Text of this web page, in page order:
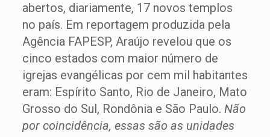
abertos, diariamente, 17 novos templos
no país. Em reportagem produzida pela
Agência FAPESP, Araújo revelou que os
cinco estados com maior número de
igrejas evangélicas por cem mil habitantes
eram: Espírito Santo, Rio de Janeiro, Mato
Grosso do Sul, Rondônia e São Paulo. Não
por coincidência, essas são as unidades